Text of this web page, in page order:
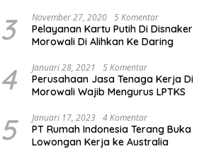
3 November 27, 2020 5 Komentar
Pelayanan Kartu Putih Di Disnaker
Morowali Di Alihkan Ke Daring
4 Januari 28, 2021 5 Komentar
Perusahaan Jasa Tenaga Kerja Di
Morowali Wajib Mengurus LPTKS
5 Januari 17, 2023 4 Komentar
PT Rumah Indonesia Terang Buka
Lowongan Kerja ke Australia